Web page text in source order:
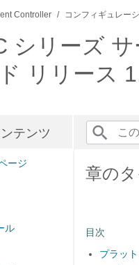
Controller コンフィギュレー
シリーズ
リリース
テンツ
ージ
ル
章の
目次
プラッ